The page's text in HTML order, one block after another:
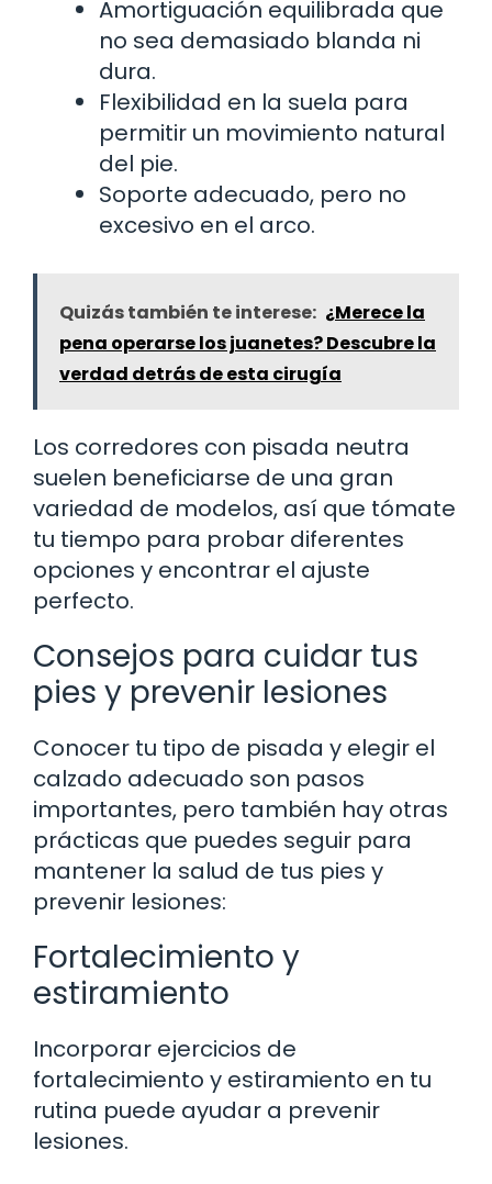
Amortiguación equilibrada que
no sea demasiado blanda ni
dura.
Flexibilidad en la suela para
permitir un movimiento natural
del pie.
Soporte adecuado, pero no
excesivo en el arco.
Quizás también te interese: ¿Merece la
pena operarse los juanetes? Descubre la
verdad detrás de esta cirugía
Los corredores con pisada neutra
suelen beneficiarse de una gran
variedad de modelos, así que tómate
tu tiempo para probar diferentes
opciones y encontrar el ajuste
perfecto.
Consejos para cuidar tus
pies y prevenir lesiones
Conocer tu tipo de pisada y elegir el
calzado adecuado son pasos
importantes, pero también hay otras
prácticas que puedes seguir para
mantener la salud de tus pies y
prevenir lesiones:
Fortalecimiento y
estiramiento
Incorporar ejercicios de
fortalecimiento y estiramiento en tu
rutina puede ayudar a prevenir
lesiones.